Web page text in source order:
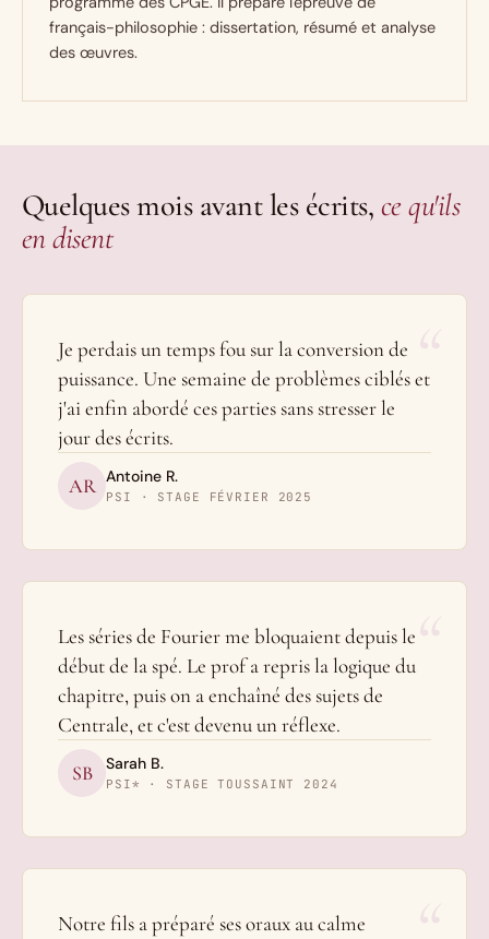
français-philosophie : dissertation, résumé et analyse
des œuvres.
Quelques mois avant les écrits, ce qu'ils
en disent
“
Je perdais un temps fou sur la conversion de
puissance. Une semaine de problèmes ciblés et
j'ai enfin abordé ces parties sans stresser le
jour des écrits.
AR Antoine R.
PSI · STAGE FÉVRIER 2025
“
Les séries de Fourier me bloquaient depuis le
début de la spé. Le prof a repris la logique du
chapitre, puis on a enchaîné des sujets de
Centrale, et c'est devenu un réflexe.
SB Sarah B.
PSI* · STAGE TOUSSAINT 2024
Notre fils a préparé ses oraux au calme